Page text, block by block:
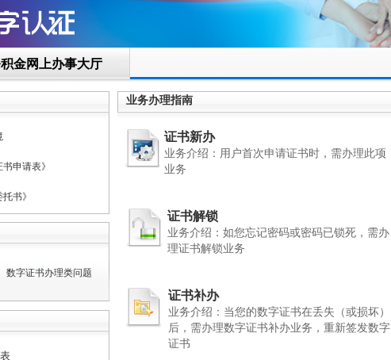
业务办理指南
证书新办
业务介绍：用户首次申请证书时，需办理此项
业务
证书解锁
业务介绍：如您忘记密码或密码已锁死，需办
理证书解锁业务
证书补办
业务介绍：当您的数字证书在丢失（或损坏）
后，需办理数字证书补办业务，重新签发数字
证书